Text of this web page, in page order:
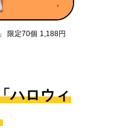
限定70個 1,188円
ハロウィ